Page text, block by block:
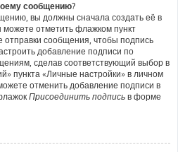
сообщению?
вы должны сначала создать её в
отметить флажком пункт
отправки сообщения, чтобы подпись
добавление подписи по
сделав соответствующий выбор в
пункта «Личные настройки» в личном
отменить добавление подписи в
Присоединить подпись в форме